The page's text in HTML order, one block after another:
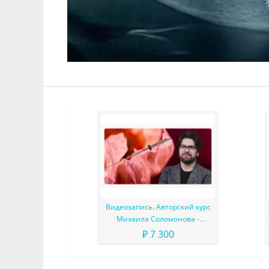
Видеозапись. Авторский курс
Михаила Соломонова -
Сложные случаи в эндодонтии
₽ 7 300